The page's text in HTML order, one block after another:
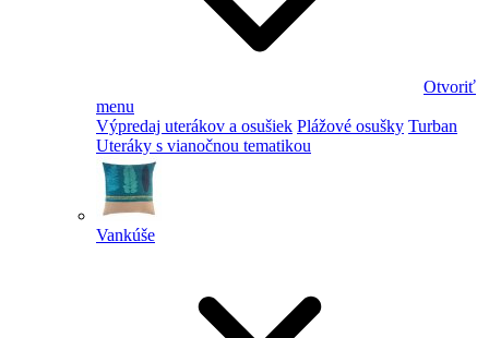
Otvoriť
menu
Výpredaj uterákov a osušiek Plážové osušky Turban
Uteráky s vianočnou tematikou
Vankúše